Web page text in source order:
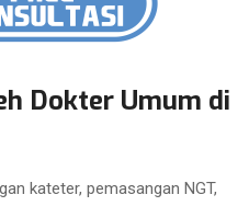
Dokter Umum di
kateter, pemasangan NGT,